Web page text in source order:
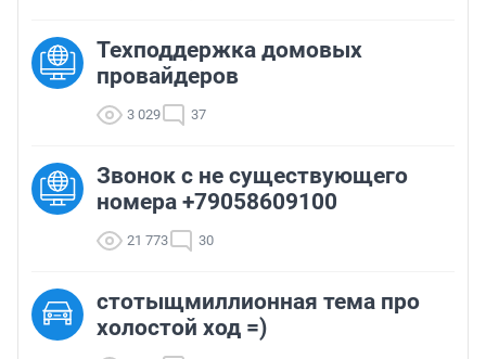
Техподдержка домовых
провайдеров
3 029 37
Звонок с не существующего
номера +79058609100
21 773 30
стотыщмиллионная тема про
холостой ход =)